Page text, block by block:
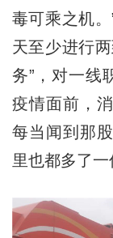
毒可乘之机
天至少进行
务”，对一线
疫情面前，
每当闻到那
里也都多了